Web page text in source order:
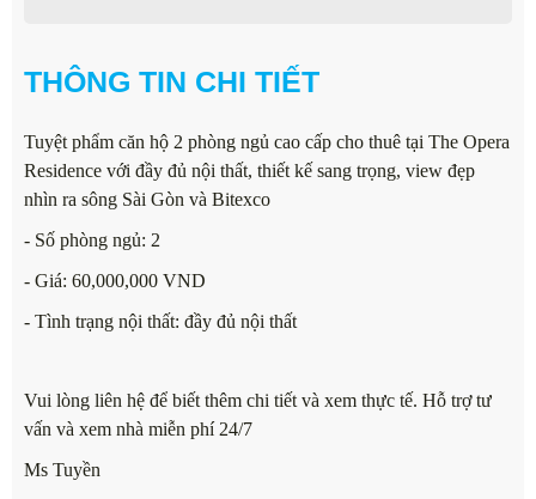
THÔNG TIN CHI TIẾT
Tuyệt phẩm căn hộ 2 phòng ngủ cao cấp cho thuê tại The Opera
Residence với đầy đủ nội thất, thiết kế sang trọng, view đẹp
nhìn ra sông Sài Gòn và Bitexco
- Số phòng ngủ: 2
- Giá: 60,000,000 VND
- Tình trạng nội thất: đầy đủ nội thất
Vui lòng liên hệ để biết thêm chi tiết và xem thực tế. Hỗ trợ tư
vấn và xem nhà miễn phí 24/7
Ms Tuyền